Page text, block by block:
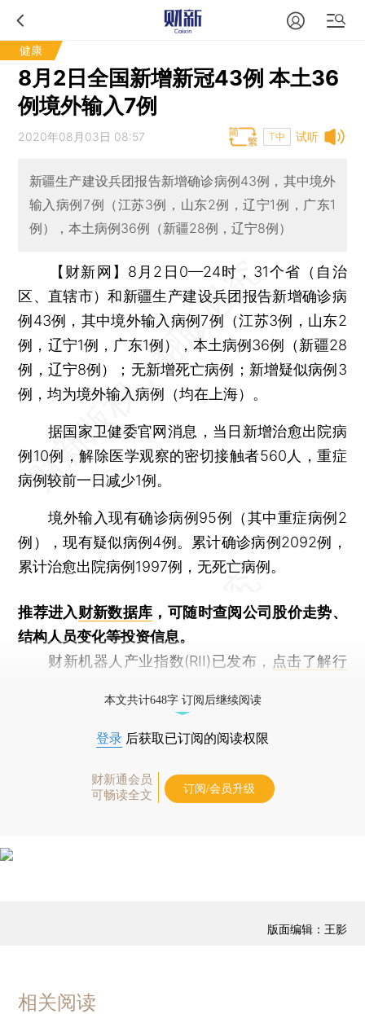
健康
8月2日全国新增新冠43例 本土36
例境外输入7例
试听
2020年08月03日 08:57 T中
新疆生产建设兵团报告新增确诊病例43例，其中境外
输入病例7例（江苏3例，山东2例，辽宁1例，广东1
例），本土病例36例（新疆28例，辽宁8例）
【财新网】 8月2日0—24时，31个省（自治
区、直辖市）和新疆生产建设兵团报告新增确诊病
例43例，其中境外输入病例7例（江苏3例，山东2
例，辽宁1例，广东1例），本土病例36例（新疆28
例，辽宁8例）；无新增死亡病例；新增疑似病例3
例，均为境外输入病例（均在上海）。
据国家卫健委官网消息，当日新增治愈出院病
例10例，解除医学观察的密切接触者560人，重症
病例较前一日减少1例。
境外输入现有确诊病例95例（其中重症病例2
例），现有疑似病例4例。累计确诊病例2092例，
累计治愈出院病例1997例，无死亡病例。
推荐进入财新数据库 ，可随时查阅公司股价走势、
结构人员变化等投资信息。
财新机器人产业指数(RII)已发布， 点击了解行
本文共计648字 订阅后继续阅读
登录 后获取已订阅的阅读权限
财新通会员
可畅读全文
订阅/会员升级
版面编辑：王影
相关阅读